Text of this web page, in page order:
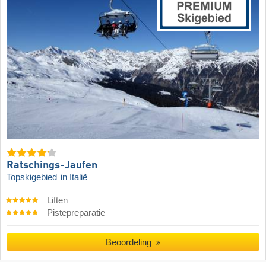
Ratschings-Jaufen
Topskigebied in Italië
Liften
Pistepreparatie
Beoordeling